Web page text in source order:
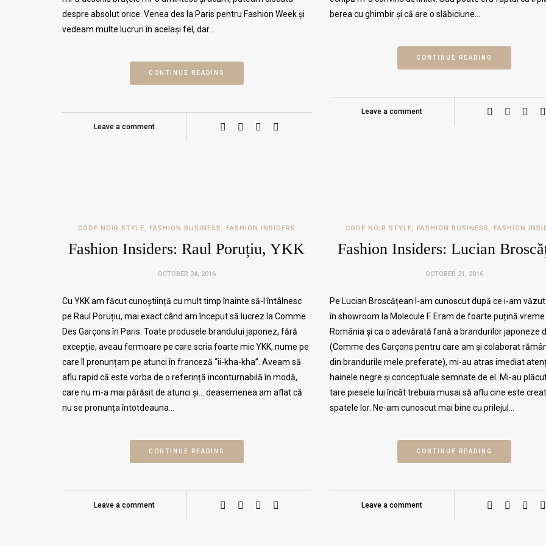
despre absolut orice. Venea des la Paris pentru Fashion Week și
vedeam multe lucruri în același fel, dar…
CONTINUE READING
Leave a comment
berea cu ghimbir și că are o slăbiciune…
CONTINUE READING
Leave a comment
CODE NOIR STYLE, FASHION BUSINESS , FASHION INSIDERS
Fashion Insiders: Raul Poruțiu, YKK
OCTOBER 24, 2016
Cu YKK am făcut cunoștiință cu mult timp înainte să-l întâlnesc
pe Raul Poruțiu, mai exact când am început să lucrez la Comme
Des Garçons în Paris. Toate produsele brandului japonez, fără
excepție, aveau fermoare pe care scria foarte mic YKK, nume pe
care îl pronunțam pe atunci în franceză “ii-kha-kha”. Aveam să
aflu rapid că este vorba de o referință inconturnabilă în modă,
care nu m-a mai părăsit de atunci și… deasemenea am aflat că
nu se pronunța întotdeauna…
CONTINUE READING
Leave a comment
CODE NOIR STYLE, FASHION BUSINESS , FASHION
Fashion Insiders: Lucian
OCTOBER 21, 2016
Pe Lucian Broscățean l-am cunoscut după ce i-am
în showroom la Molecule F. Eram de foarte puțină vreme
România și ca o adevărată fană a brandurilor japoneze
(Comme des Garçons pentru care am și colaborat
din brandurile mele preferate), mi-au atras imediat
hainele negre și conceptuale semnate de el. Mi-au
tare piesele lui încât trebuia musai să aflu cine este
spatele lor. Ne-am cunoscut mai bine cu prilejul…
CONTINUE READING
Leave a comment